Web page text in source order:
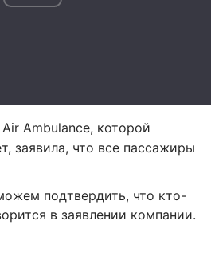
Ambulance, которой
заявила, что все пассажиры
подтвердить, что кто-
в заявлении компании.